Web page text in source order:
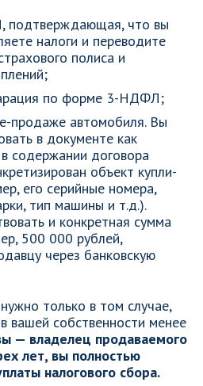
подтверждающая, что вы
налоги и переводите
полиса и
по форме 3-НДФЛ;
продаже автомобиля. Вы
в документе как
содержании договора
объект купли-
его серийные номера,
тип машины и т.д.).
и конкретная сумма
500 000 рублей,
через банковскую
только в том случае,
вашей собственности менее
— владелец продаваемого
лет, вы полностью
налогового сбора.